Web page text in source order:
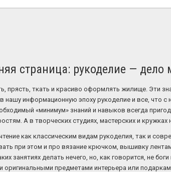
страница: рукоделие — дело
прясть, ткать и красиво оформлять жилище. Эти
информационную эпоху рукоделие и все, что с
«минимум» знаний и навыков всегда
А в творческих студиях, мастерских и
как классическим видам рукоделия, так и
при этом и про вязание крючком, вышивку
занятиях делать нечего, но, как говорится, не
оригинальными предметами интерьера или